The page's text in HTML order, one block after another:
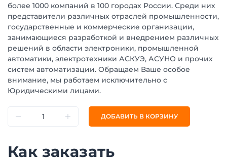
более 1000 компаний в 100 городах России. Среди них
представители различных отраслей промышленности,
государственные и коммерческие организации,
занимающиеся разработкой и внедрением различных
решений в области электроники, промышленной
автоматики, электротехники АСКУЭ, АСУНО и прочих
систем автоматизации. Обращаем Ваше особое
внимание, мы работаем исключительно с
Юридическими лицами.
ДОБАВИТЬ В КОРЗИНУ
Как заказать